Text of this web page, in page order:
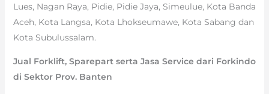
Lues, Nagan Raya, Pidie, Pidie Jaya, Simeulue, Kota Banda
Aceh, Kota Langsa, Kota Lhokseumawe, Kota Sabang dan
Kota Subulussalam.
Jual Forklift, Sparepart serta Jasa Service dari Forkindo
di Sektor Prov. Banten